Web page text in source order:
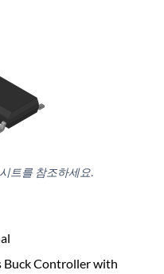
트를 참조하세요.
Buck Controller with